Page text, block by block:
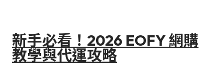
新手必看！2026 EOFY 網購
教學與代運攻略